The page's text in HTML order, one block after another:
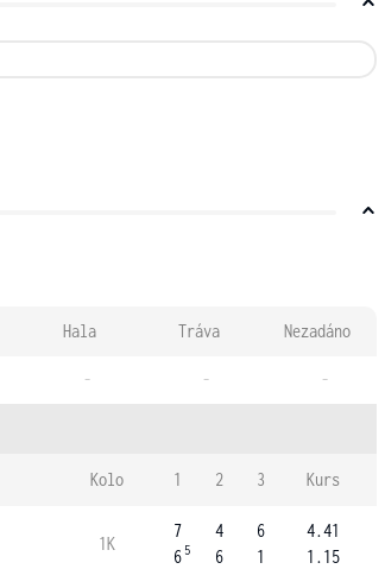
Hala Tráva Nezadáno
- - -
Kolo 1 2 3 Kurs
1K
7
6 5
4
6
6
1
4.41
1.15